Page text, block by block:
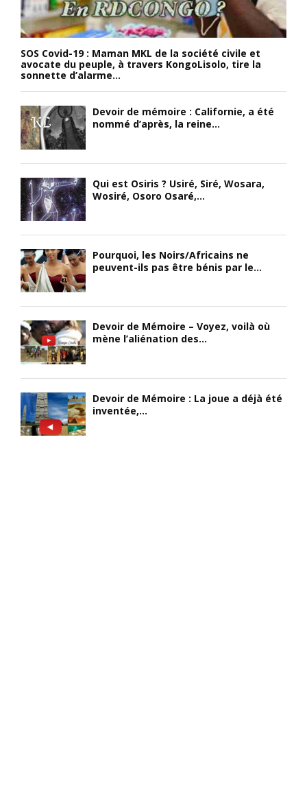
SOS Covid-19 : Maman MKL de la société civile et
avocate du peuple, à travers KongoLisolo, tire la
sonnette d’alarme...
Devoir de mémoire : Californie, a été
nommé d’après, la reine...
Qui est Osiris ? Usiré, Siré, Wosara,
Wosiré, Osoro Osaré,...
Pourquoi, les Noirs/Africains ne
peuvent-ils pas être bénis par le...
Devoir de Mémoire – Voyez, voilà où
mène l’aliénation des...
Devoir de Mémoire : La joue a déjà été
inventée,...